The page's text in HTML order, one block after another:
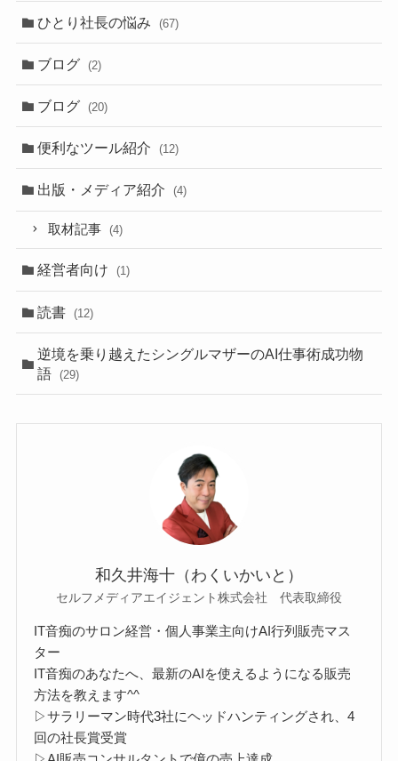
ひとり社長の悩み (67)
ブログ (2)
ブログ (20)
便利なツール紹介 (12)
出版・メディア紹介 (4)
取材記事 (4)
経営者向け (1)
読書 (12)
逆境を乗り越えたシングルマザーのAI仕事術成功物
語
(29)
和久井海十（わくいかいと）
セルフメディアエイジェント株式会社 代表取締役
IT音痴のサロン経営・個人事業主向けAI行列販売マス
ター
IT音痴のあなたへ、最新のAIを使えるようになる販売
方法を教えます^^
▷サラリーマン時代3社にヘッドハンティングされ、4
回の社長賞受賞